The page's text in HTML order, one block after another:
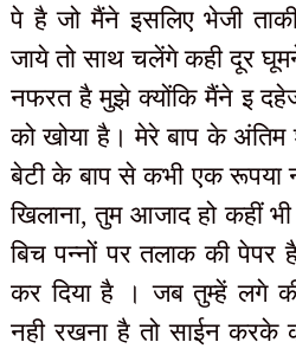
पे है जो मैंने इसलिए भेजी
जाये तो साथ चलेंगे कही दूर
नफरत है मुझे क्योंकि मैंने इ
को खोया है। मेरे बाप के अंतिम
बेटी के बाप से कभी एक रूपया
खिलाना, तुम आजाद हो कहीं
बिच पन्नों पर तलाक की पेपर
कर दिया है । जब तुम्हें लगे
नही रखना है तो साईन करके